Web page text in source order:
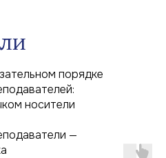
порядке
носители
—